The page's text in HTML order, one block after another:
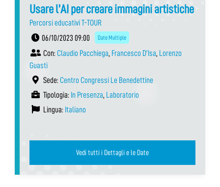
Usare l’AI per creare immagini artistiche
Percorsi educativi T-TOUR
06/10/2023 09:00
Date Multiple
Con: Claudio Pacchiega, Francesco D'Isa, Lorenzo
Guasti
Sede: Centro Congressi Le Benedettine
Tipologia: In Presenza, Laboratorio
Lingua: Italiano
Vedi tutti i Dettagli e le Date